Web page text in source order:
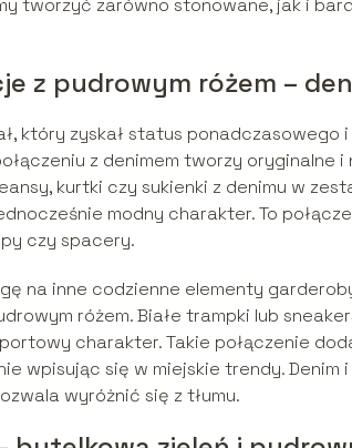
z pudrowym różem –
który zyskał status
z denimem tworzy oryginalne
kurtki czy sukienki z denimu w
modny charakter. To
czy spacery.
na inne codzienne elementy
różem. Białe trampki lub
charakter. Takie połączenie
wpisując się w miejskie trendy.
wyróżnić się z tłumu.